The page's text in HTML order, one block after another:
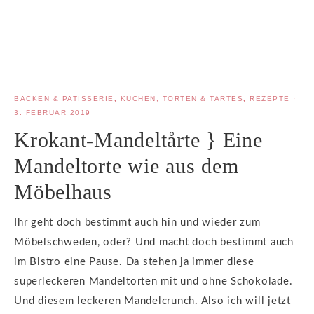
BACKEN & PATISSERIE KUCHEN, TORTEN & TARTES REZEPTE
·
3. FEBRUAR 2019
Krokant-Mandeltårte } Eine
Mandeltorte wie aus dem
Möbelhaus
Ihr geht doch bestimmt auch hin und wieder zum
Möbelschweden, oder? Und macht doch bestimmt auch
im Bistro eine Pause. Da stehen ja immer diese
superleckeren Mandeltorten mit und ohne Schokolade.
Und diesem leckeren Mandelcrunch. Also ich will jetzt